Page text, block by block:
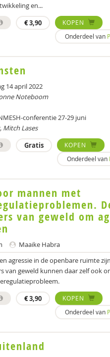
en...
€3,90
KOPEN
Onderdeel van
14 april 2022
Noteboom
conferentie 27-29 juni
Mitch Lases
Gratis
KOPEN
Onderdeel van
mannen met
van geweld om
Maaike Habra
agressie in de openbare ruimte
van geweld kunnen daar zelf ook
€3,90
KOPEN
Onderdeel van